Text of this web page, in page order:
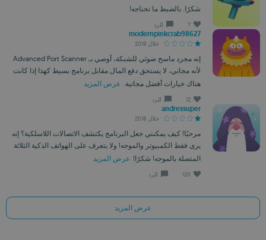
شكرًا. بالضبط ما تحتاجه!
7 للرد
modernpinkcrab98627
خلال 2019
إنه مجرد ماسح ضوئي للشبكة، أوصي بـ Advanced Port Scanner
لأنه مجاني، لا يستحق دفع المال مقابل برنامج بسيط كهذا إذا كانت
هناك خيارات أفضل مجانية.
عرض المزيد
12 للرد
andressuper
خلال 2018
مرحبًا! كيف يمكنني جعل البرنامج يكتشف الاتصالات اللاسلكية؟ إنه
يرى فقط الكمبيوتر والموجه! ولا يتعرف على الهواتف الذكية الثلاثة
المتصلة بالموجه! شكرًا! عرض المزيد
120 للرد
عرض المزيد